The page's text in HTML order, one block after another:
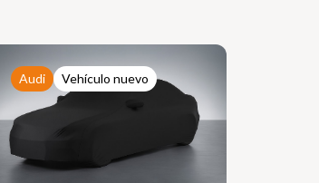
Audi Vehículo nuevo